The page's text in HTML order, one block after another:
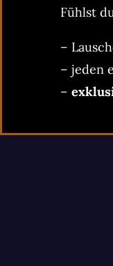
Fühlst
–
– jeden
–